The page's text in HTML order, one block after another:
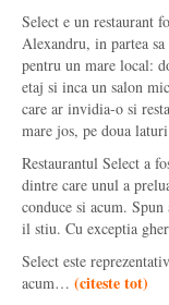
Select e un restaurant
Alexandru, in partea
pentru un mare local:
etaj si inca un salon
care ar invidia-o si
mare jos, pe doua
Restaurantul Select a
dintre care unul a
conduce si acum.
il stiu. Cu exceptia
Select este
acum… (citeste tot)